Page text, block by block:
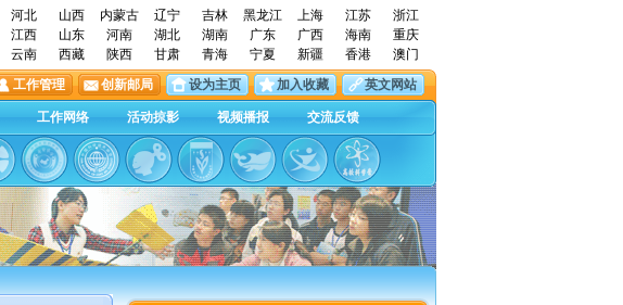
河北 山西 内蒙古 辽宁 吉林 黑龙江 上海 江苏
浙江
江西 山东 河南 湖北 湖南 广东 广西 海南
重庆
云南 西藏 陕西 甘肃 青海 宁夏 新疆 香港
澳门
工作管理 创新邮局 设为主页 加入收藏 英文网站
工作网络 活动掠影 视频播报 交流反馈